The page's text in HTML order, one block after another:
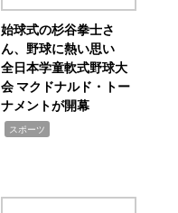
始球式の杉谷拳士さ
ん、野球に熱い思い
全日本学童軟式野球大
会 マクドナルド・トー
ナメントが開幕
スポーツ